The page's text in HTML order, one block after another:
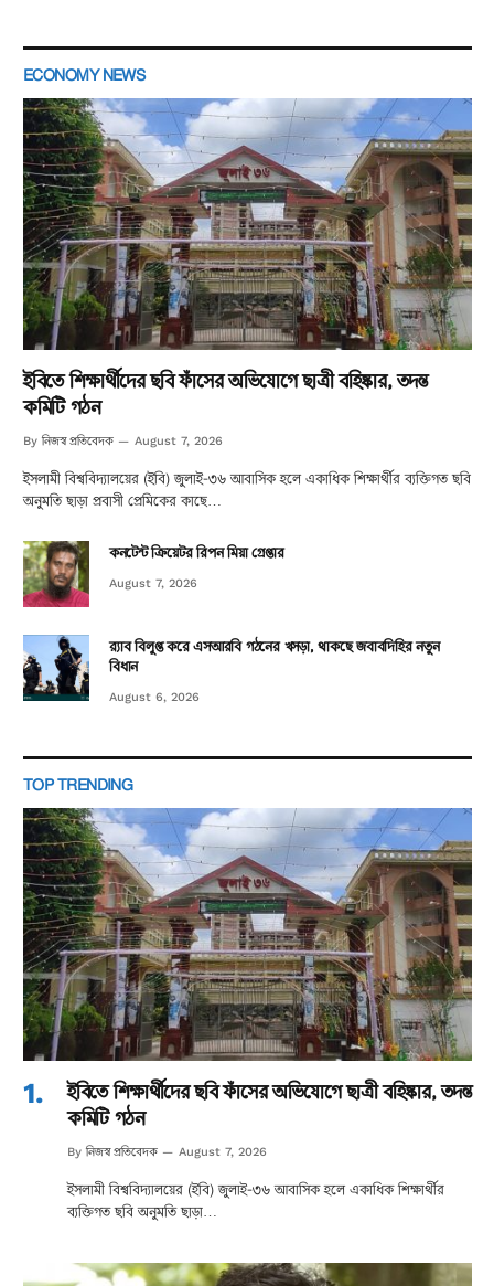
ECONOMY NEWS
ইবিতে শিক্ষার্থীদের ছবি ফাঁসের অভিযোগে ছাত্রী বহিষ্কার, তদন্ত
কমিটি গঠন
By নিজস্ব প্রতিবেদক August 7, 2026
ইসলামী বিশ্ববিদ্যালয়ের (ইবি) জুলাই-৩৬ আবাসিক হলে একাধিক শিক্ষার্থীর ব্যক্তিগত ছবি
অনুমতি ছাড়া প্রবাসী প্রেমিকের কাছে…
কনটেন্ট ক্রিয়েটর রিপন মিয়া গ্রেপ্তার
August 7, 2026
র‌্যাব বিলুপ্ত করে এসআরবি গঠনের খসড়া, থাকছে জবাবদিহির নতুন
বিধান
August 6, 2026
TOP TRENDING
ইবিতে শিক্ষার্থীদের ছবি ফাঁসের অভিযোগে ছাত্রী বহিষ্কার, তদন্ত
কমিটি গঠন
By নিজস্ব প্রতিবেদক August 7, 2026
ইসলামী বিশ্ববিদ্যালয়ের (ইবি) জুলাই-৩৬ আবাসিক হলে একাধিক শিক্ষার্থীর
ব্যক্তিগত ছবি অনুমতি ছাড়া…